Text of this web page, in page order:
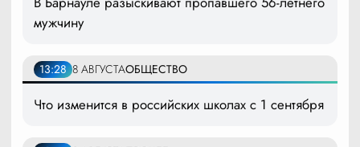
мужчину
13:28 8 АВГУСТАОБЩЕСТВО
Что изменится в российских школах с 1 сентября